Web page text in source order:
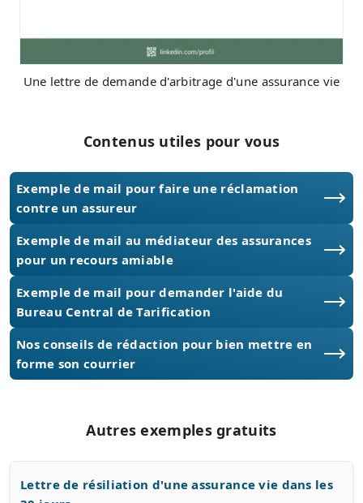
Une lettre de demande d'arbitrage d'une assurance vie
Contenus utiles pour vous
Exemple de mail pour faire une réclamation
contre un assureur
Exemple de mail au médiateur des assurances
pour un recours amiable
Exemple de mail pour demander l'aide du
Bureau Central de Tarification
Nos conseils de rédaction pour bien mettre en
forme son courrier
Autres exemples gratuits
Lettre de résiliation d'une assurance vie dans les